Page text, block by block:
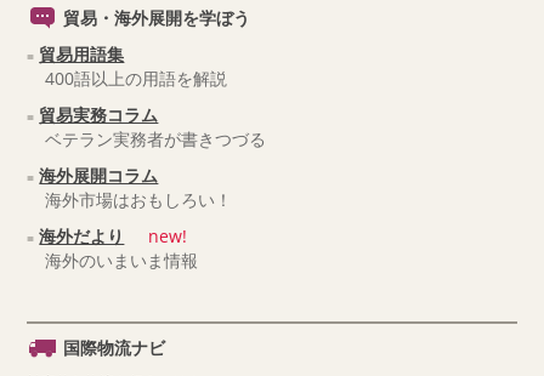
貿易・海外展開を学ぼう
貿易用語集
400語以上の用語を解説
貿易実務コラム
ベテラン実務者が書きつづる
海外展開コラム
海外市場はおもしろい！
海外だより
new!
海外のいまいま情報
国際物流ナビ